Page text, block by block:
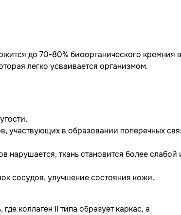
до 70-80% биоорганического кремния в
легко усваивается организмом.
участвующих в образовании поперечных
нарушается, ткань становится более слабой
сосудов, улучшение состояния кожи.
коллаген II типа образует каркас, а